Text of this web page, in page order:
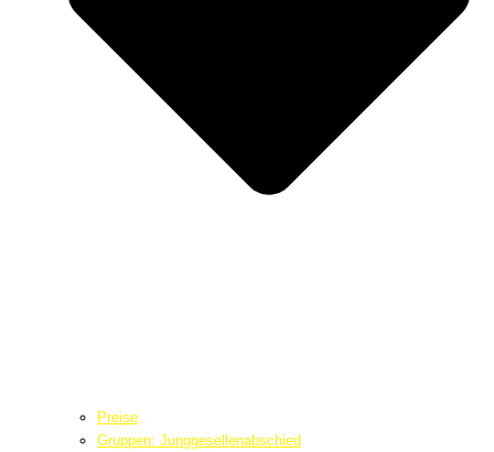
Preise
Gruppen: Junggesellenabschied